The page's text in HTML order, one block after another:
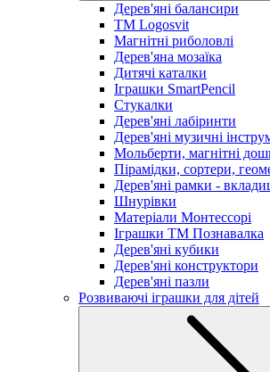
Дерев'яні балансири
TM Logosvit
Магнітні риболовлі
Дерев'яна мозаїка
Дитячі каталки
Іграшки SmartPencil
Стукалки
Дерев'яні лабіринти
Дерев'яні музичні
Мольберти, магнітні
Пірамідки, сортери,
Дерев'яні рамки -
Шнурівки
Матеріали Монтессорі
Іграшки ТМ Познавалка
Дерев'яні кубики
Дерев'яні конструктори
Дерев'яні пазли
Розвиваючі іграшки для дітей